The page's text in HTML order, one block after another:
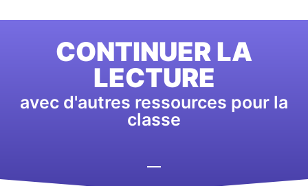
CONTINUER LA
LECTURE
avec d'autres ressources pour la
classe